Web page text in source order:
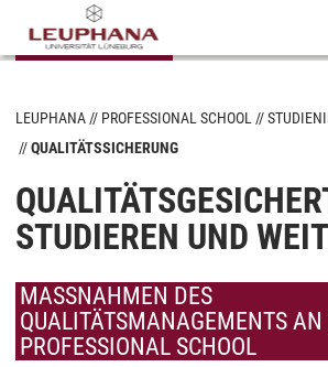
LEUPHANA PROFESSIONAL SCHOOL
QUALITÄTSSICHERUNG
STUDIEREN UND
MASSNAHMEN DES Q
UALITÄTSMANAGEMENTS AN
ROFESSIONAL SCHOOL